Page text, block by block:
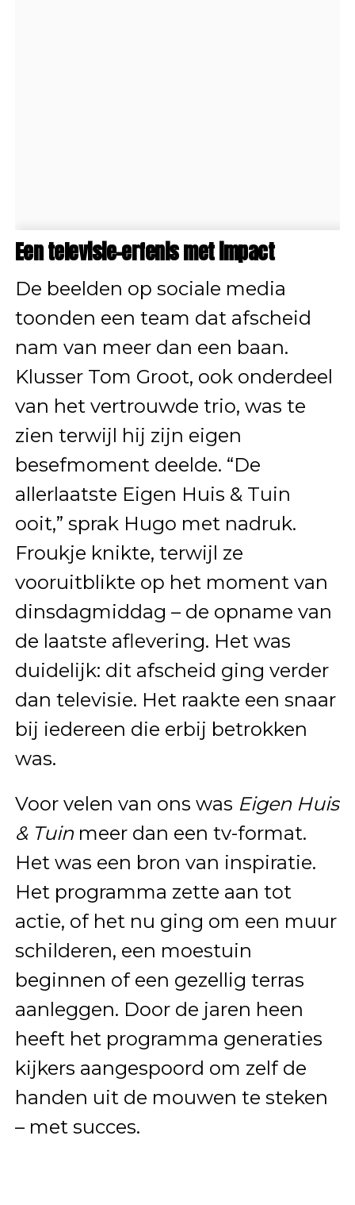
Een televisie-erfenis met impact
De beelden op sociale media
toonden een team dat afscheid
nam van meer dan een baan.
Klusser Tom Groot, ook onderdeel
van het vertrouwde trio, was te
zien terwijl hij zijn eigen
besefmoment deelde. “De
allerlaatste Eigen Huis & Tuin
ooit,” sprak Hugo met nadruk.
Froukje knikte, terwijl ze
vooruitblikte op het moment van
dinsdagmiddag – de opname van
de laatste aflevering. Het was
duidelijk: dit afscheid ging verder
dan televisie. Het raakte een snaar
bij iedereen die erbij betrokken
was.
Voor velen van ons was Eigen Huis
& Tuinmeer dan een tv-format.
Het was een bron van inspiratie.
Het programma zette aan tot
actie, of het nu ging om een muur
schilderen, een moestuin
beginnen of een gezellig terras
aanleggen. Door de jaren heen
heeft het programma generaties
kijkers aangespoord om zelf de
handen uit de mouwen te steken
– met succes.